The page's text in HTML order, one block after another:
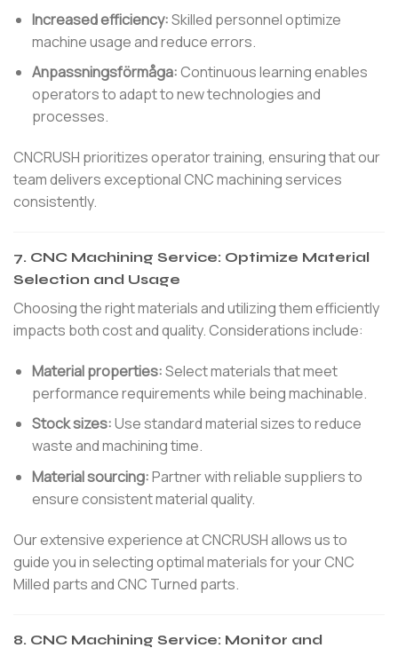
Increased efficiency:Skilled personnel optimize
machine usage and reduce errors.
Anpassningsförmåga:Continuous learning enables
operators to adapt to new technologies and
processes.
CNCRUSH prioritizes operator training, ensuring that our
team delivers exceptional CNC machining services
consistently.
7. CNC Machining Service: Optimize Material
Selection and Usage
Choosing the right materials and utilizing them efficiently
impacts both cost and quality. Considerations include:
Material properties:Select materials that meet
performance requirements while being machinable.
Stock sizes:Use standard material sizes to reduce
waste and machining time.
Material sourcing:Partner with reliable suppliers to
ensure consistent material quality.
Our extensive experience at CNCRUSH allows us to
guide you in selecting optimal materials for your CNC
Milled parts and CNC Turned parts.
8. CNC Machining Service: Monitor and